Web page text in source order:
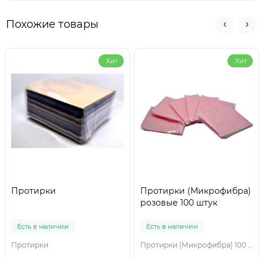
Похожие товары
Хит
Протирки
Есть в наличии
Протирки
Хит
Протирки (Микрофибра)
розовые 100 штук
Есть в наличии
Протирки (Микрофибра) 100 штук